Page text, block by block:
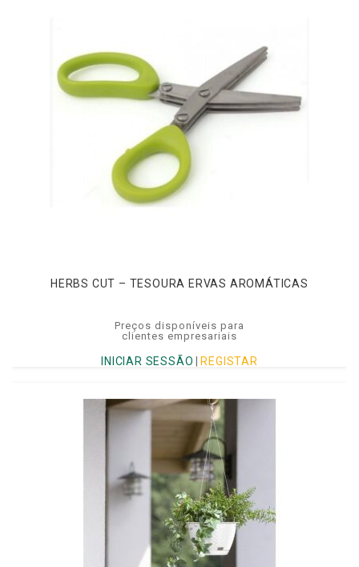
HERBS CUT – TESOURA ERVAS AROMÁTICAS
Preços disponíveis para
clientes empresariais
INICIAR SESSÃO |REGISTAR